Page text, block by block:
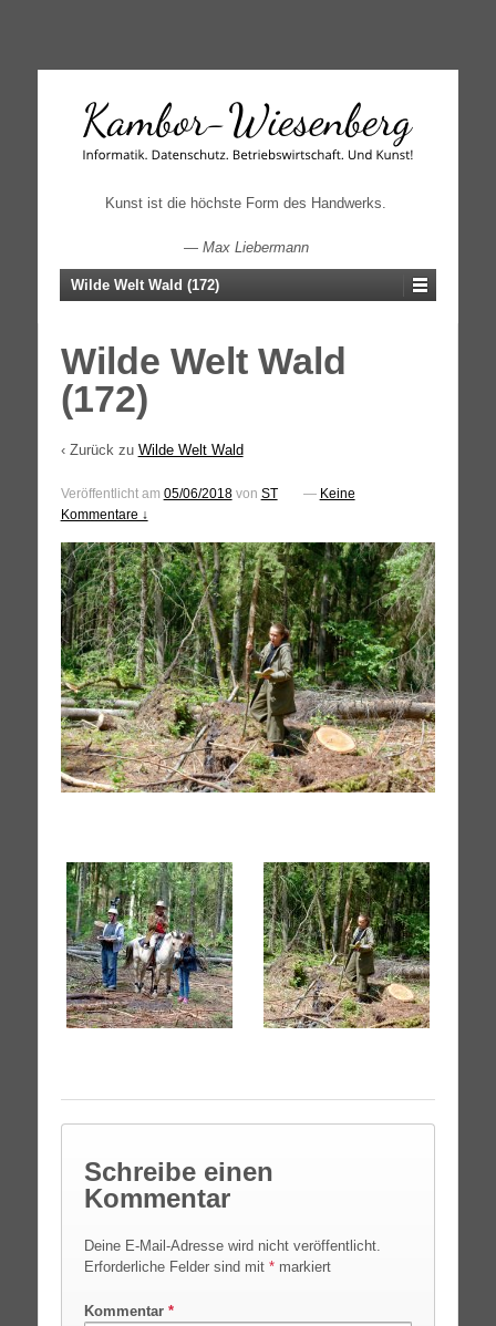
↓
CONTENT
Kunst ist die höchste Form des Handwerks.
— Max Liebermann
Wilde Welt Wald (172)
Wilde Welt Wald
(172)
‹ Zurück zu Wilde Welt Wald
Veröffentlicht am 05/06/2018von ST — Keine
Kommentare ↓
Schreibe einen
Kommentar
Deine E-Mail-Adresse wird nicht veröffentlicht.
Erforderliche Felder sind mit *markiert
Kommentar *